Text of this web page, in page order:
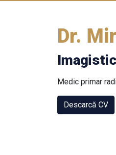
Dr.
Medic primar
Descarcă CV